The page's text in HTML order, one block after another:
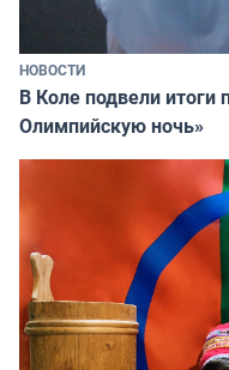
НОВОСТИ
В Коле подвели итоги
Олимпийскую ночь»